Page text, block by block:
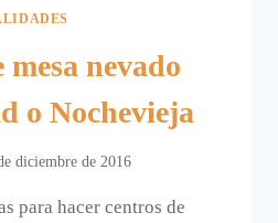
nevado
o Nochevieja
diciembre de 2016
para hacer centros de